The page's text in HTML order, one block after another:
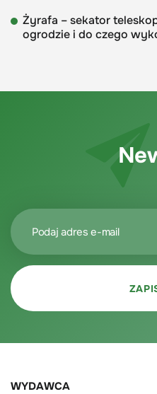
Żyrafa – sekator
ogrodzie i do czego
WYDAWCA